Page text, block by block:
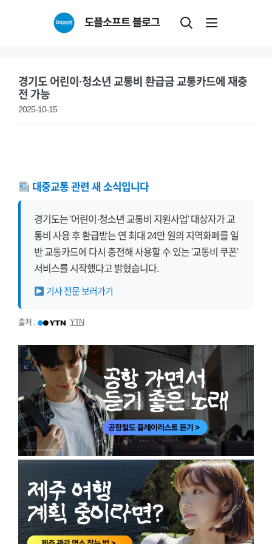
도플소프트 블로그
경기도 어린이·청소년 교통비 환급금 교통카드에 재충
전 가능
2025-10-15
대중교통 관련 새 소식입니다
경기도는 '어린이·청소년 교통비 지원사업' 대상자가 교
통비 사용 후 환급받는 연 최대 24만 원의 지역화폐를 일
반 교통카드에 다시 충전해 사용할 수 있는 '교통비 쿠폰'
서비스를 시작했다고 밝혔습니다.
기사 전문 보러가기
출처 : YTN